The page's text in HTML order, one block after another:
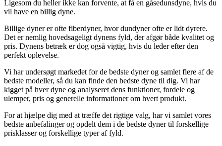
Ligesom du heller ikke kan forvente, at få en gåsedunsdyne, hvis du
vil have en billig dyne.
Billige dyner er ofte fiberdyner, hvor dundyner ofte er lidt dyrere.
Det er nemlig hovedsageligt dynens fyld, der afgør både kvalitet og
pris. Dynens betræk er dog også vigtig, hvis du leder efter den
perfekt oplevelse.
Vi har undersøgt markedet for de bedste dyner og samlet flere af de
bedste modeller, så du kan finde den bedste dyne til dig. Vi har
kigget på hver dyne og analyseret dens funktioner, fordele og
ulemper, pris og generelle informationer om hvert produkt.
For at hjælpe dig med at træffe det rigtige valg, har vi samlet vores
bedste anbefalinger og opdelt dem i de bedste dyner til forskellige
prisklasser og forskellige typer af fyld.